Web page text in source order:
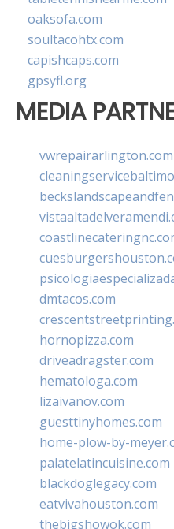
oaksofa.com
soultacohtx.com
capishcaps.com
gpsyfl.org
MEDIA
vwrepairarlington.com
dmtacos.com
hornopizza.com
driveadragster.com
hematologa.com
lizaivanov.com
guesttinyhomes.com
home-plow-by-
palatelatincuisine.com
blackdoglegacy.com
eatvivahouston.com
thebigshowok.com